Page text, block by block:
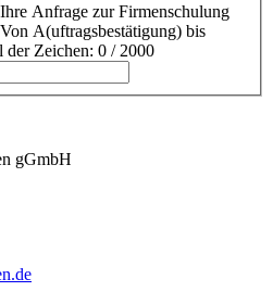
Ihre Anfrage zur Firmenschulung
A(uftragsbestätigung) bis
der Zeichen: 0 / 2000
gGmbH